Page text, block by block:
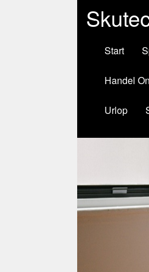
Start
Handel
Urlop